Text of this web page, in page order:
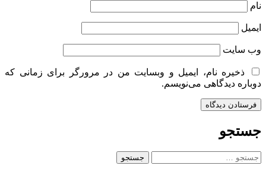
نام
ایمیل
وب‌ سایت
ذخیره نام، ایمیل و وبسایت من در مرورگر برای زمانی که
دوباره دیدگاهی می‌نویسم.
جستجو
جستجو